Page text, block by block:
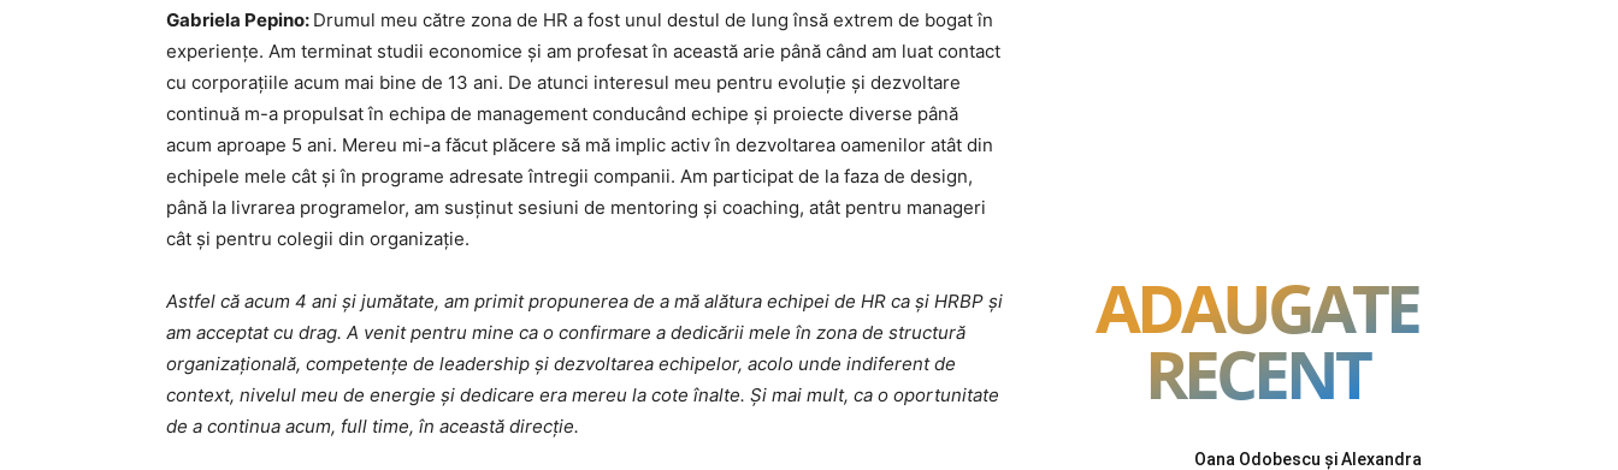
Gabriela Pepino: Drumul meu către zona de HR a fost unul destul de lung însă extrem de bogat în
experiențe. Am terminat studii economice și am profesat în această arie până când am luat contact
cu corporațiile acum mai bine de 13 ani. De atunci interesul meu pentru evoluție și dezvoltare
continuă m-a propulsat în echipa de management conducând echipe și proiecte diverse până
acum aproape 5 ani. Mereu mi-a făcut plăcere să mă implic activ în dezvoltarea oamenilor atât din
echipele mele cât și în programe adresate întregii companii. Am participat de la faza de design,
până la livrarea programelor, am susținut sesiuni de mentoring și coaching, atât pentru manageri
cât și pentru colegii din organizație.
Astfel că acum 4 ani și jumătate, am primit propunerea de a mă alătura echipei de HR ca și HRBP și
am acceptat cu drag. A venit pentru mine ca o confirmare a dedicării mele în zona de structură
organizațională, competențe de leadership și dezvoltarea echipelor, acolo unde indiferent de
context, nivelul meu de energie și dedicare era mereu la cote înalte. Și mai mult, ca o oportunitate
de a continua acum, full time, în această direcție.
ADAUGATE
RECENT
Oana Odobescu și Alexandra